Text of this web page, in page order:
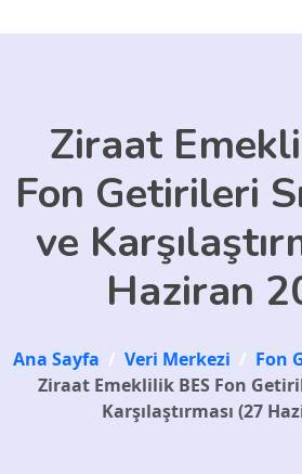
Ziraat
Fon Getirileri
ve
Haziran
Ana Sayfa / Veri Merkezi / Fon
Ziraat Emeklilik BES Fon
Karşılaştırması (27